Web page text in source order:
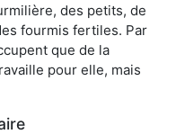
des petits, de
fourmis fertiles. Par
que de la
pour elle, mais